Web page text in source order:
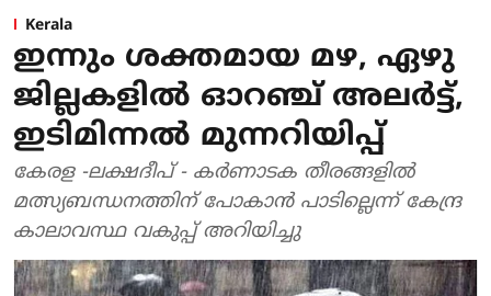
Kerala
ഇന്നും ശക്തമായ മഴ, ഏഴു
ജില്ലകളില്‍ ഓറഞ്ച് അലര്‍ട്ട്,
ഇടിമിന്നല്‍ മുന്നറിയിപ്പ്
കേരള -ലക്ഷദീപ് - കര്‍ണാടക തീരങ്ങളില്‍
മത്സ്യബന്ധനത്തിന് പോകാന്‍ പാടില്ലെന്ന് കേന്ദ്ര
കാലാവസ്ഥ വകുപ്പ് അറിയിച്ചു